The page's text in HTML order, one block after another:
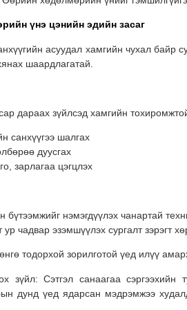
үнэ цэнийн эдийн засаг
асуудал хамгийн чухал байр
шаардлагатай.
дараах зүйлсэд хамгийн
санхүүгээ шалгах
дуусгах
зарлагаа цэгцлэх
бүтээмжийг нэмэгдүүлэх чанартай
ур чадвар эзэмшүүлэх сургалт зэрэгт
тодорхой зорилготой үед илүү
зүйл: Сэтгэл санаагаа сэргээхийн
дунд үед ядарсан мэдрэмжээ